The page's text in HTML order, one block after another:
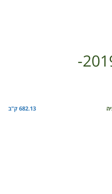
דוח שנתי למדער 2019-
682.13 ק"ב